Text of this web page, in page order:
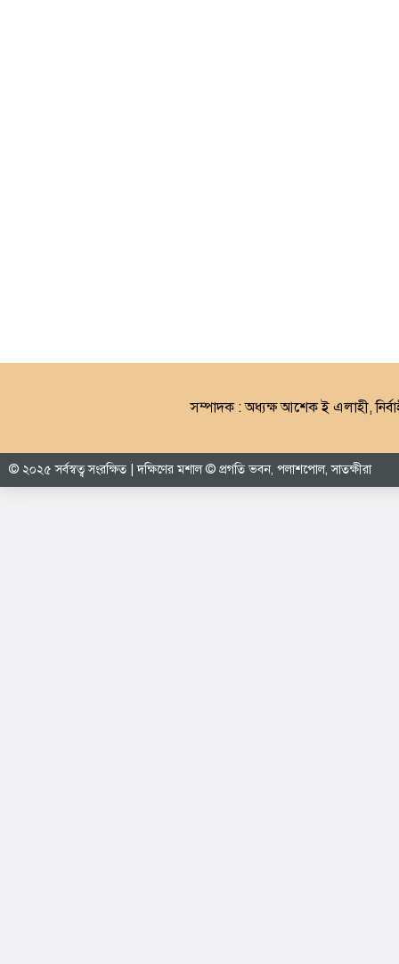
সম্পাদক : অধ্যক্ষ আশেক ই এলাহী,
© ২০২৫ সর্বস্বত্ব সংরক্ষিত | দক্ষিণের মশাল © প্রগতি ভবন, পলাশপোল, সাতক্ষীরা